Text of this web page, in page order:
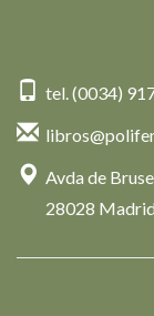
tel. (0034)
Avda de
28028